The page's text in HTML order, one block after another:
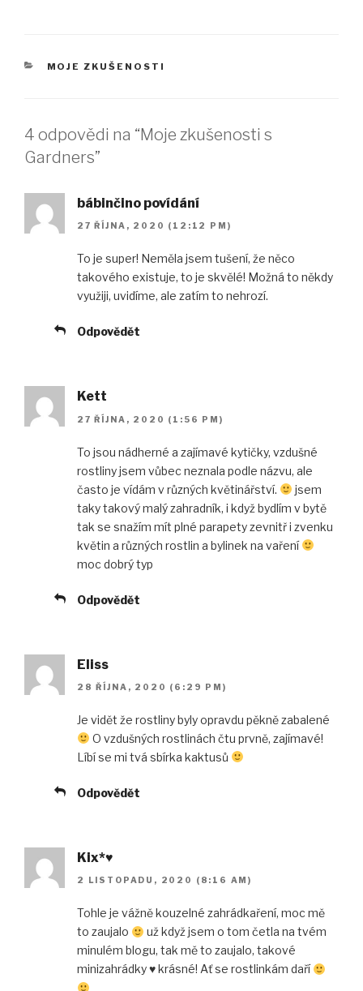
RUBRIKY
MOJE ZKUŠENOSTI
4 odpovědi na “Moje zkušenosti s
Gardners”
bábinčino povídání
27 ŘÍJNA, 2020 (12:12 PM)
To je super! Neměla jsem tušení, že něco
takového existuje, to je skvělé! Možná to někdy
využiji, uvidíme, ale zatím to nehrozí.
Odpovědět
Kett
27 ŘÍJNA, 2020 (1:56 PM)
To jsou nádherné a zajímavé kytičky, vzdušné
rostliny jsem vůbec neznala podle názvu, ale
často je vídám v různých květinářství.
jsem
taky takový malý zahradník, i když bydlím v bytě
tak se snažím mít plné parapety zevnitř i zvenku
květin a různých rostlin a bylinek na vaření
moc dobrý typ
Odpovědět
Eliss
28 ŘÍJNA, 2020 (6:29 PM)
Je vidět že rostliny byly opravdu pěkně zabalené
O vzdušných rostlinách čtu prvně, zajímavé!
Líbí se mi tvá sbírka kaktusů
Odpovědět
Kix*♥
2 LISTOPADU, 2020 (8:16 AM)
Tohle je vážně kouzelné zahrádkaření, moc mě
to zaujalo
už když jsem o tom četla na tvém
minulém blogu, tak mě to zaujalo, takové
minizahrádky♥ krásné! Ať se rostlinkám daří